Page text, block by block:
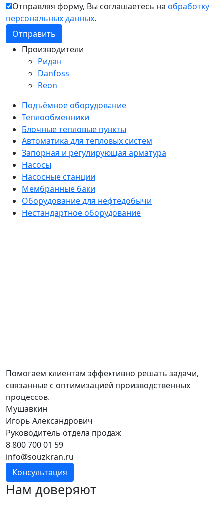
Производители
Ридан
Danfoss
Reon
Подъёмное оборудование
Теплообменники
Блочные тепловые пункты
Автоматика для тепловых систем
Запорная и регулирующая арматура
Насосы
Насосные станции
Мембранные баки
Оборудование для нефтедобычи
Нестандартное оборудование
Помогаем клиентам эффективно решать задачи,
связанные с оптимизацией производственных
процессов.
Мушавкин
Игорь Александрович
Руководитель отдела продаж
8 800 700 01 59
info@souzkran.ru
Консультация
Отправляя форму, Вы соглашаетесь на обработку
персональных данных.
Нам доверяют